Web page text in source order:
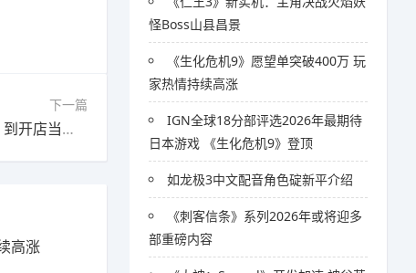
下一篇
下一篇：《云之国》搞钱指南：从野外打素材，到开店当首富！
高涨
怪Boss山县昌景
《生化危机9》愿望单突破400万 玩
家热情持续高涨
IGN全球18分部评选2026年最期待
日本游戏 《生化危机9》登顶
如龙极3中文配音角色碇新平介绍
《刺客信条》系列2026年或将迎多
部重磅内容